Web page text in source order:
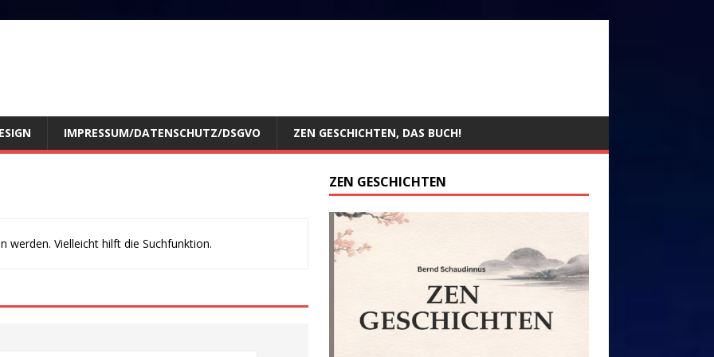
IMPRESSUM/DATENSCHUTZ/DSGVO ZEN GESCHICHTEN, DAS BUCH!
werden. Vielleicht hilft die Suchfunktion.
ZEN GESCHICHTEN